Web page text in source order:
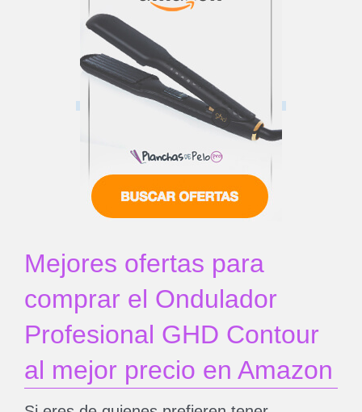
Mejores ofertas para
comprar el Ondulador
Profesional GHD Contour
al mejor precio en Amazon